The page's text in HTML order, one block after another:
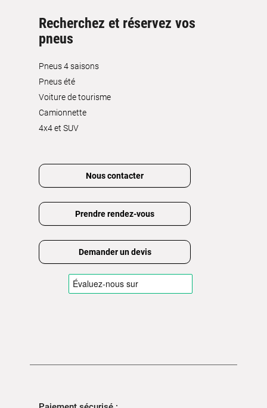
Recherchez et réservez vos
pneus
Pneus 4 saisons
Pneus été
Voiture de tourisme
Camionnette
4x4 et SUV
Nous contacter
Prendre rendez-vous
Demander un devis